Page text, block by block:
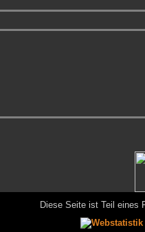
Diese Seite ist Teil eines